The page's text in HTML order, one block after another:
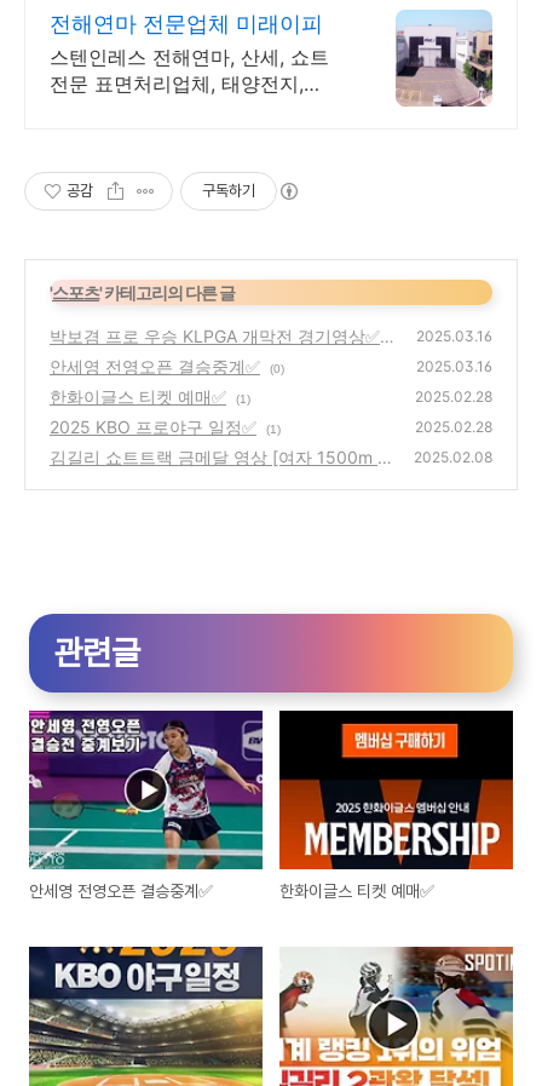
전해연마 전문업체 미래이피
스텐인레스 전해연마, 산세, 쇼트
전문 표면처리업체, 태양전지,
공감 구독하기
'스포츠' 카테고리의 다른 글
박보겸 프로 우승 KLPGA 개막전 경기영상✅
(0)
2025.03.16
안세영 전영오픈 결승중계✅ (0) 2025.03.16
한화이글스 티켓 예매✅ (1) 2025.02.28
2025 KBO 프로야구 일정✅ (1) 2025.02.28
김길리 쇼트트랙 금메달 영상 [여자 1500m 하
2025.02.08
관련글
안세영 전영오픈 결승중계✅ 한화이글스 티켓 예매✅